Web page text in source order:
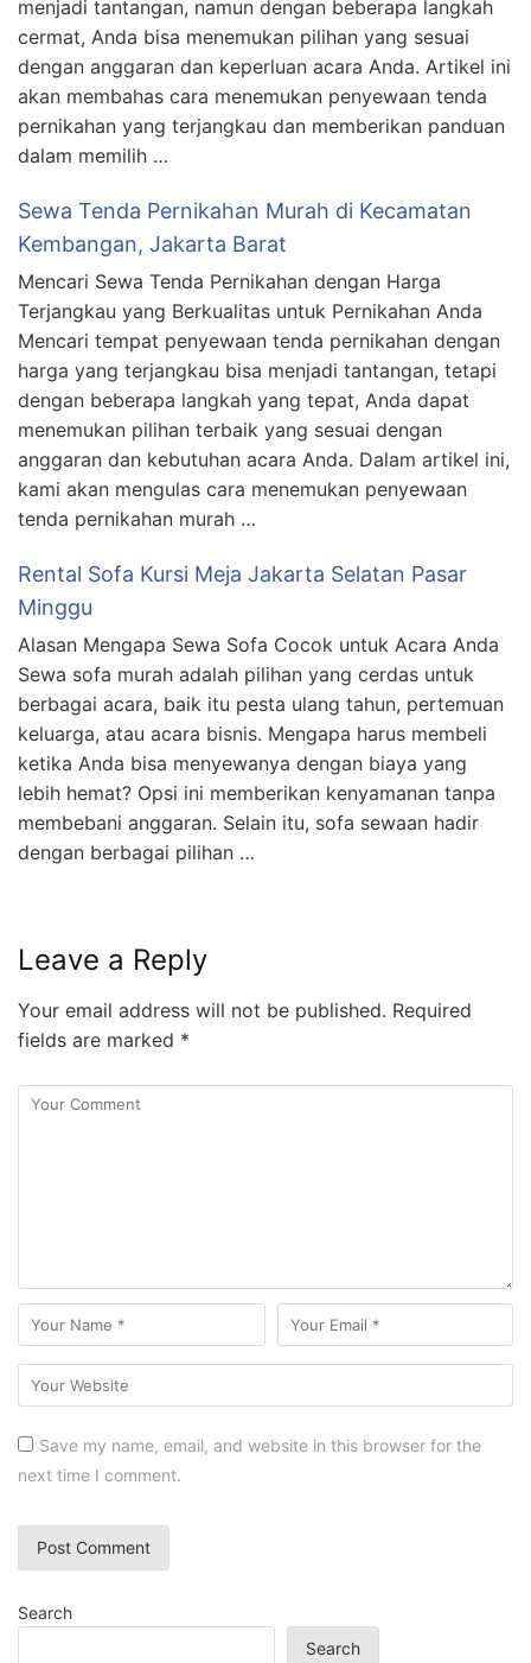
menjadi tantangan, namun dengan beberapa langkah
cermat, Anda bisa menemukan pilihan yang sesuai
dengan anggaran dan keperluan acara Anda. Artikel ini
akan membahas cara menemukan penyewaan tenda
pernikahan yang terjangkau dan memberikan panduan
dalam memilih …
Sewa Tenda Pernikahan Murah di Kecamatan
Kembangan, Jakarta Barat
Mencari Sewa Tenda Pernikahan dengan Harga
Terjangkau yang Berkualitas untuk Pernikahan Anda
Mencari tempat penyewaan tenda pernikahan dengan
harga yang terjangkau bisa menjadi tantangan, tetapi
dengan beberapa langkah yang tepat, Anda dapat
menemukan pilihan terbaik yang sesuai dengan
anggaran dan kebutuhan acara Anda. Dalam artikel ini,
kami akan mengulas cara menemukan penyewaan
tenda pernikahan murah …
Rental Sofa Kursi Meja Jakarta Selatan Pasar
Minggu
Alasan Mengapa Sewa Sofa Cocok untuk Acara Anda
Sewa sofa murah adalah pilihan yang cerdas untuk
berbagai acara, baik itu pesta ulang tahun, pertemuan
keluarga, atau acara bisnis. Mengapa harus membeli
ketika Anda bisa menyewanya dengan biaya yang
lebih hemat? Opsi ini memberikan kenyamanan tanpa
membebani anggaran. Selain itu, sofa sewaan hadir
dengan berbagai pilihan …
Leave a Reply
Your email address will not be published. Required
fields are marked *
Save my name, email, and website in this browser for the
next time I comment.
Search
Search